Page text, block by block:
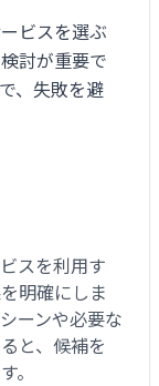
ビスを選ぶ
討が重要で
、失敗を避
スを利用す
明確にしま
ーンや必要な
と、候補を
。